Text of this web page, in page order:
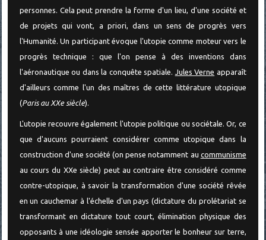
personnes. Cela peut prendre la forme d'un lieu, d'une société et
de projets qui vont, a priori, dans un sens de progrès vers
l'Humanité. Un participant évoque l'utopie comme moteur vers le
progrès technique : que l'on pense à des inventions dans
l'aéronautique ou dans la conquête spatiale. Jules Verne apparaît
d'ailleurs comme l'un des maîtres de cette littérature utopique
(Paris au XXe siècle).
L'utopie recouvre également l'utopie politique ou sociétale. Or, ce
que d'aucuns pourraient considérer comme utopique dans la
construction d'une société (on pense notamment au communisme
au cours du XXe siècle) peut au contraire être considéré comme
contre-utopique, à savoir la transformation d'une société rêvée
en un cauchemar à l'échelle d'un pays (dictature du prolétariat se
transformant en dictature tout court, élimination physique des
opposants à une idéologie sensée apporter le bonheur sur terre,